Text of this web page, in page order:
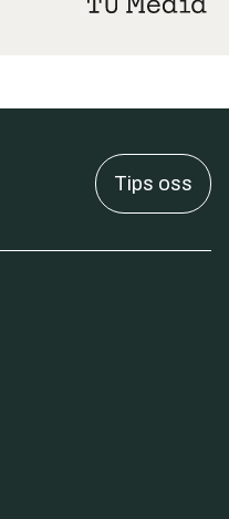
Tips oss